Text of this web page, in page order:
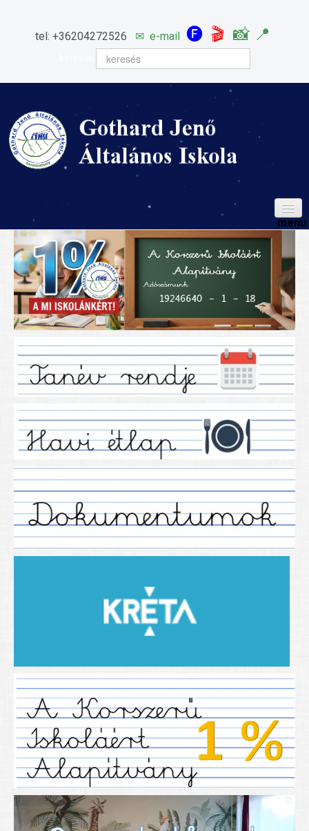
tel: +36204272526 ✉ e-mail 🅕 🎬 📸 📍
HÍREINK
ISKOLÁNK
Igazgatói köszöntő
Iskolánkról
Ez a tanévünk
Tanáraink
Tanéveink
Régebbi tanéveink
2021/2022 tanév
2012/2013. tanév
2013/2014. tanév
2014/2015. tanév
2015/2016. tanév
2016/2017 tanév
2018/2019 tanév
2019/2020-as tanév
Pályázataink
SIHU
EFOP 325
TÁMOP
TIOP
Határtalanul